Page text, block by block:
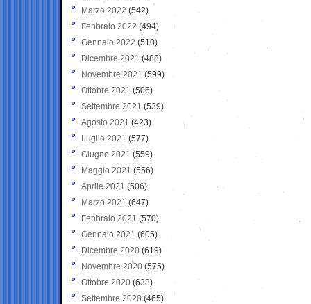
Marzo 2022 (542)
Febbraio 2022 (494)
Gennaio 2022 (510)
Dicembre 2021 (488)
Novembre 2021 (599)
Ottobre 2021 (506)
Settembre 2021 (539)
Agosto 2021 (423)
Luglio 2021 (577)
Giugno 2021(559)
Maggio 2021 (556)
Aprile 2021 (506)
Marzo 2021 (647)
Febbraio 2021 (570)
Gennaio 2021 (605)
Dicembre 2020 (619)
Novembre 2020 (575)
Ottobre 2020 (638)
Settembre 2020(465)